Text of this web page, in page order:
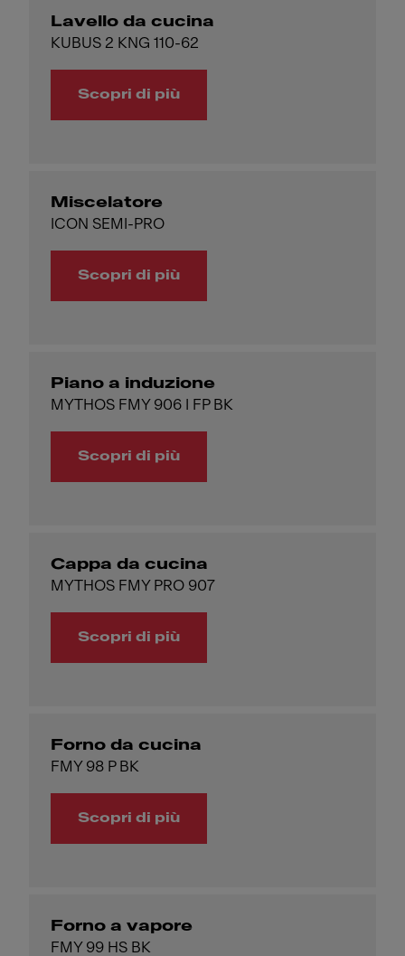
Lavello da cucina
KUBUS 2 KNG 110-62
Scopri di più
Miscelatore
ICON SEMI-PRO
Scopri di più
Piano a induzione
MYTHOS FMY 906 I FP BK
Scopri di più
Cappa da cucina
MYTHOS FMY PRO 907
Scopri di più
Forno da cucina
FMY 98 P BK
Scopri di più
Forno a vapore
FMY 99 HS BK